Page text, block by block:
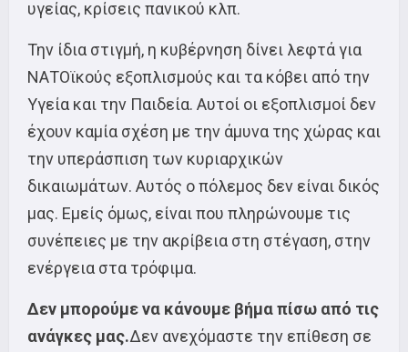
υγείας, κρίσεις πανικού κλπ.
Την ίδια στιγμή, η κυβέρνηση δίνει λεφτά για
ΝΑΤΟϊκούς εξοπλισμούς και τα κόβει από την
Υγεία και την Παιδεία. Αυτοί οι εξοπλισμοί δεν
έχουν καμία σχέση με την άμυνα της χώρας και
την υπεράσπιση των κυριαρχικών
δικαιωμάτων. Αυτός ο πόλεμος δεν είναι δικός
μας. Εμείς όμως, είναι που πληρώνουμε τις
συνέπειες με την ακρίβεια στη στέγαση, στην
ενέργεια στα τρόφιμα.
Δεν μπορούμε να κάνουμε βήμα πίσω από τις
ανάγκες μας.Δεν ανεχόμαστε την επίθεση σε